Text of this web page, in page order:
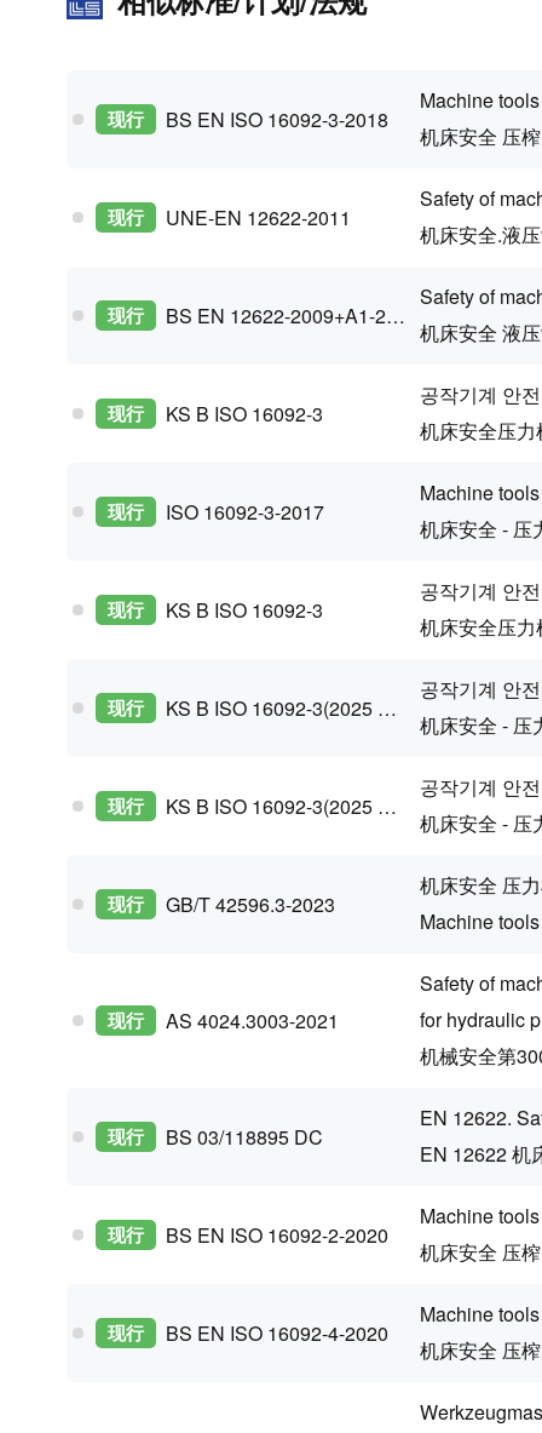
现行 BS EN ISO 16092-3-2018
Machine
机床安全 压榨
现行 UNE-EN 12622-2011
Safety of
机床安全.液
现行 BS EN 12622-2009+A1-2013
Safety of
机床安全 液
现行 KS B ISO 16092-3
공작기계 안
机床安全压
现行 ISO 16092-3-2017
Machine
机床安全 - 压
现行 KS B ISO 16092-3
공작기계 안
机床安全压
现行 KS B ISO 16092-3(2025 Confirm)
공작기계 안
机床安全 - 压
现行 KS B ISO 16092-3(2025 Confirm)
공작기계 안
机床安全 - 压
现行 GB/T 42596.3-2023
机床安全 压
Machine
现行 AS 4024.3003-2021
Safety of
for hydraulic
机械安全第
现行 BS 03/118895 DC
EN 12622.
EN 12622 机
现行 BS EN ISO 16092-2-2020
Machine
机床安全 压榨
现行 BS EN ISO 16092-4-2020
Machine
机床安全 压榨